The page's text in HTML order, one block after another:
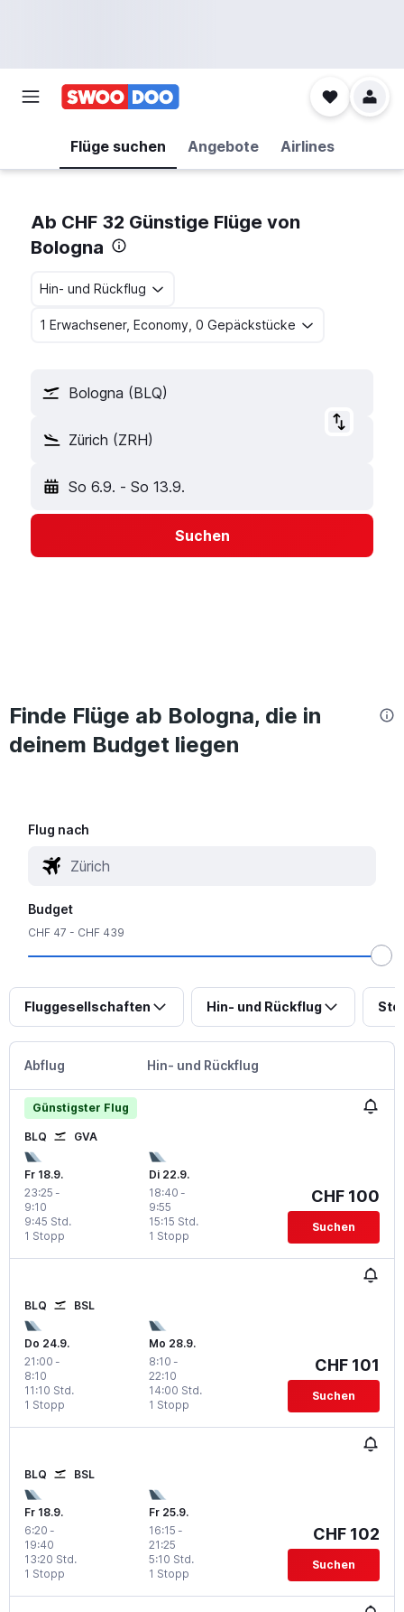
Flüge suchen Angebote Airlines
Ab CHF 32 Günstige Flüge von
Bologna
Hin- und Rückflug
1 Erwachsener, Economy, 0 Gepäckstücke
Bologna (BLQ)
Zürich (ZRH)
So 6.9. - So 13.9.
Suchen
Finde Flüge ab Bologna, die in
deinem Budget liegen
Flug nach
Budget
CHF 47 - CHF 439
Fluggesellschaften Hin- und Rückflug
Abflug Hin- und Rückflug
Günstigster Flug
BLQ GVA
Fr 18.9.
23:25 -
9:10
1 Stopp
9:45 Std.
Di 22.9.
18:40 -
9:55
1 Stopp
15:15 Std.
CHF 100
Suchen
BLQ BSL
Do 24.9.
21:00 -
8:10
1 Stopp
11:10 Std.
Mo 28.9.
8:10 -
22:10
1 Stopp
14:00 Std.
CHF 101
Suchen
BLQ BSL
Fr 18.9.
6:20 -
19:40
1 Stopp
13:20 Std.
Fr 25.9.
16:15 -
21:25
1 Stopp
5:10 Std.
CHF 102
Suchen